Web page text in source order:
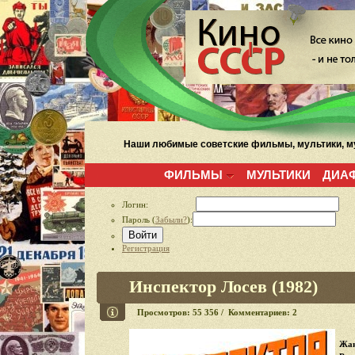
Наши любимые советские фильмы, мультики,
ФИЛЬМЫ МУЛЬТИКИ
Логин:
Пароль (Забыли?):
Войти
Регистрация
Инспектор Лосев (1982)
Просмотров: 55 356 / Комментариев: 2